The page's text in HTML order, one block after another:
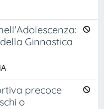
Ginnastica
precoce
o